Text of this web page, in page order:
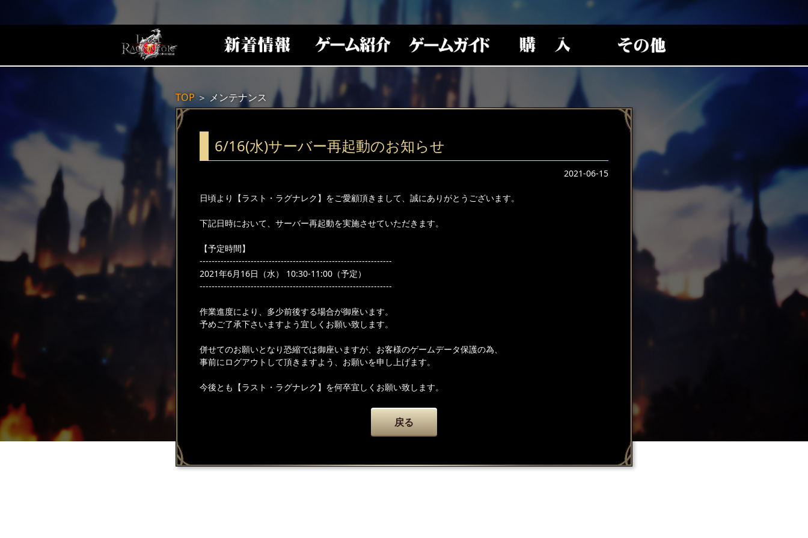
TOP＞メンテナンス
6/16(水)サーバー再起動のお知らせ
2021-06-15
日頃より【ラスト・ラグナレク】をご愛顧頂きまして、誠にありがとうございます。
下記日時において、サーバー再起動を実施させていただきます。
【予定時間】
----------------------------------------------------------------
2021年6月16日（水） 10:30-11:00（予定）
----------------------------------------------------------------
作業進度により、多少前後する場合が御座います。
予めご了承下さいますよう宜しくお願い致します。
併せてのお願いとなり恐縮では御座いますが、お客様のゲームデータ保護の為、
事前にログアウトして頂きますよう、お願いを申し上げます。
今後とも【ラスト・ラグナレク】を何卒宜しくお願い致します。
戻る